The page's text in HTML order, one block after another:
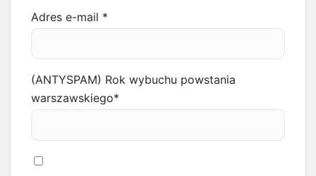
Adres e-mail *
(ANTYSPAM) Rok wybuchu powstania
warszawskiego*